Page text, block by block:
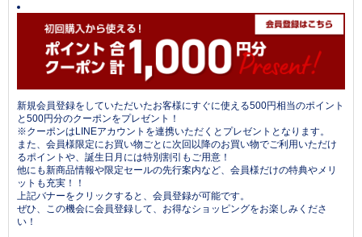
新規会員登録をしていただいたお客様にすぐに使える500円相当のポイント
と500円分のクーポンをプレゼント！
※クーポンはLINEアカウントを連携いただくとプレゼントとなります。
また、会員様限定にお買い物ごとに次回以降のお買い物でご利用いただけ
るポイントや、誕生日月には特別割引もご用意！
他にも新商品情報や限定セールの先行案内など、会員様だけの特典やメリ
ットも充実！！
上記バナーをクリックすると、会員登録が可能です。
ぜひ、この機会に会員登録して、お得なショッピングをお楽しみくださ
い！